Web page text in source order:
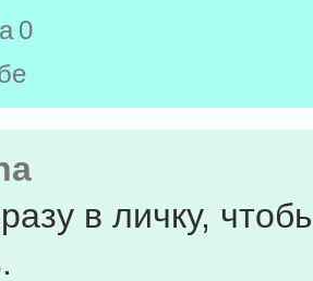
0
в личку,